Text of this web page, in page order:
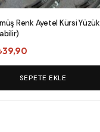
Renk Ayetel Kürsi Yüzük
₺75,00.
39,90
andaki
fiyat:
₺39,90.
SEPETE EKLE